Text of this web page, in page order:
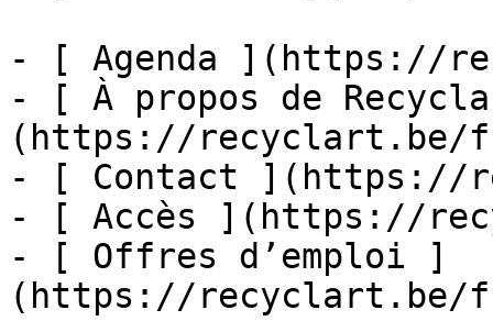
- [ Agenda ](https://
- [ À propos de
(https://recyclart.be/
- [ Contact ](https://
- [ Accès ](https://
- [ Offres d’emploi ]
(https://recyclart.be/